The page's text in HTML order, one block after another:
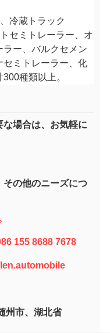
冷蔵トラック
セミトレーラー、オ
ー、バルクセメン
セミトレーラー、化
種類以上。
な場合は、お気軽に
その他のニーズにつ
155 8688 7678
州市、湖北省